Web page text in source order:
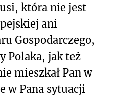
która nie jest
ani
Gospodarczego,
Polaka, jak też
mieszkał Pan w
w Pana sytuacji